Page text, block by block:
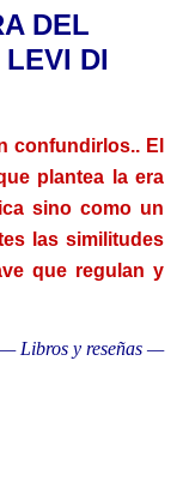
DEL
DI
confundirlos.. El
plantea la era
sino como un
las similitudes
que regulan y
— Libros y reseñas —